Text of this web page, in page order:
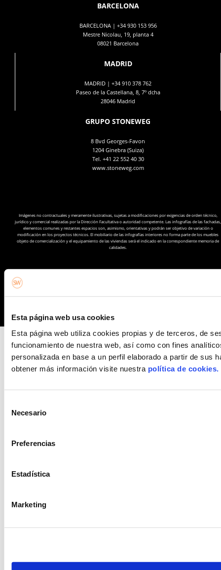
Esta página web usa cookies
Esta página web utiliza cookies propias y de terceros, de
funcionamiento de nuestra web, así como con fines
personalizada en base a un perfil elaborado a partir de sus
obtener más información visite nuestra política de cookies.
Necesario
Preferencias
Estadística
Marketing
BARCELONA
BARCELONA | +34 930 153 956
Mestre Nicolau, 19, planta 4
08021 Barcelona
MADRID
MADRID | +34 910 378 762
Paseo de la Castellana, 8, 7º dcha
28046 Madrid
GRUPO STONEWEG
8 Bvd Georges-Favon
1204 Ginebra (Suiza)
Tel. +41 22 552 40 30
www.stoneweg.com
Imágenes no contractuales y meramente ilustrativas, sujetas a modificaciones por exigencias de orden técnico,
jurídico y comercial realizadas por la Dirección Facultativa o autoridad competente. Las infografías de las fachadas,
elementos comunes y restantes espacios son, asimismo, orientativas y podrán ser objetivo de variación o
modificación en los proyectos técnicos. El mobiliario de las infografías interiores no forma parte de los muebles
objeto de comercialización y el equipamiento de las viviendas será el indicado en la correspondiente memoria de
calidades.
© Stoneweg Spain S.L. 2022. Todos los derechos reservados.
Política de PrivacidadPolítica de CookiesAviso Legal